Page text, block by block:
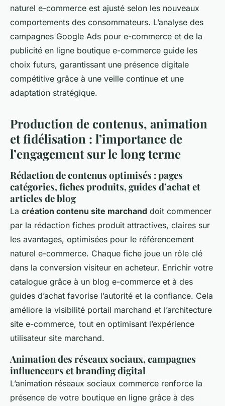
naturel e-commerce est ajusté selon les nouveaux
comportements des consommateurs. L’analyse des
campagnes Google Ads pour e-commerce et de la
publicité en ligne boutique e-commerce guide les
choix futurs, garantissant une présence digitale
compétitive grâce à une veille continue et une
adaptation stratégique.
Production de contenus, animation
et fidélisation : l’importance de
l’engagement sur le long terme
Rédaction de contenus optimisés : pages
catégories, fiches produits, guides d’achat et
articles de blog
La création contenu site marchand doit commencer
par la rédaction fiches produit attractives, claires sur
les avantages, optimisées pour le référencement
naturel e-commerce. Chaque fiche joue un rôle clé
dans la conversion visiteur en acheteur. Enrichir votre
catalogue grâce à un blog e-commerce et à des
guides d’achat favorise l’autorité et la confiance. Cela
améliore la visibilité portail marchand et l’architecture
site e-commerce, tout en optimisant l’expérience
utilisateur site marchand.
Animation des réseaux sociaux, campagnes
influenceurs et branding digital
L’animation réseaux sociaux commerce renforce la
présence de votre boutique en ligne grâce à des